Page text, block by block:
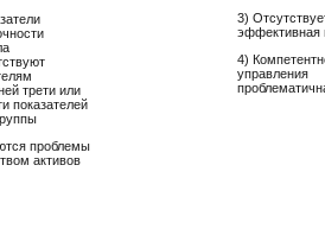
трети или
показателей
проблемы
активов
3)
эффективная
4)
управления